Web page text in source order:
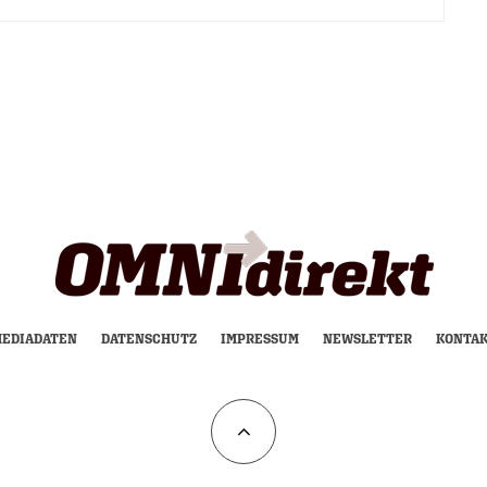
DATENSCHUTZ IMPRESSUM NEWSLETTER